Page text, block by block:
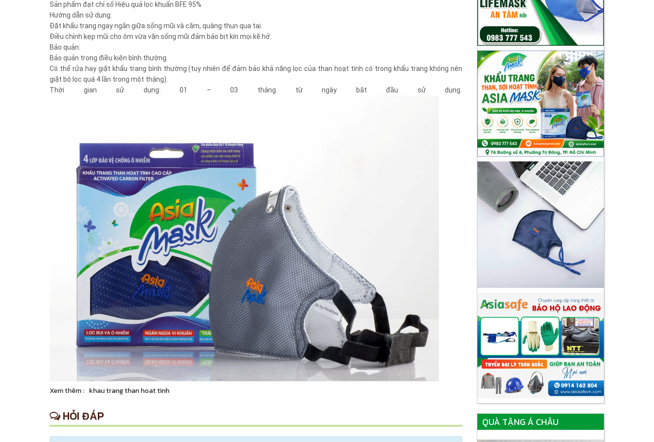
Sản phẩm đạt chỉ số Hiệu quả lọc khuẩn BFE 95%
Hướng dẫn sử dụng:
Đặt khẩu trang ngay ngắn giữa sống mũi và cằm, quàng thun qua tai.
Điều chỉnh kẹp mũi cho ôm vừa vặn sống mũi đảm bảo bịt kín mọi kẽ hở.
Bảo quản:
Bảo quản trong điều kiện bình thường.
Có thể rửa hay giặt khẩu trang bình thường (tuy nhiên để đảm bảo khả năng lọc của than hoạt tính có trong khẩu trang không nên
giặt bộ lọc quá 4 lần trong một tháng).
Thời gian sử dụng: 01 – 03 tháng từ ngày bắt đầu sử dụng.
Xem thêm : khau trang than hoat tinh
HỎI ĐÁP QUÀ TẶNG Á CHÂU